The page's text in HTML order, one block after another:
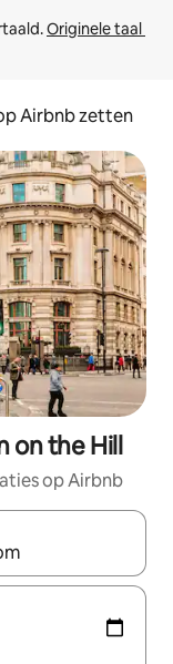
Originele taal
Airbnb zetten
on the Hill
op Airbnb
maak je een keuze